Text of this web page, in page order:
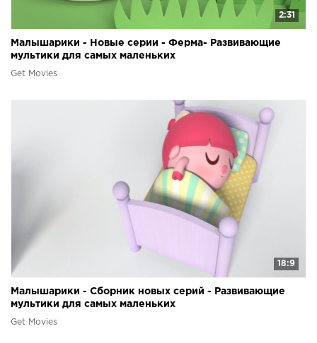
2:31
Малышарики - Новые серии - Ферма- Развивающие
мультики для самых маленьких
Get Movies
18:9
Малышарики - Сборник новых серий - Развивающие
мультики для самых маленьких
Get Movies